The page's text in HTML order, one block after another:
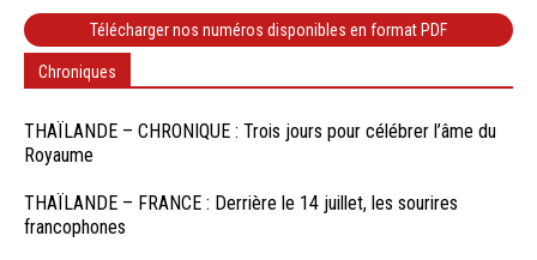
Télécharger nos numéros disponibles en format PDF
Chroniques
THAÏLANDE – CHRONIQUE : Trois jours pour célébrer l’âme du
Royaume
THAÏLANDE – FRANCE : Derrière le 14 juillet, les sourires
francophones